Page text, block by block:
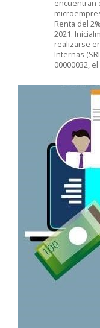
encuentran
Renta del
2021.
realizarse
Internas
00000032,